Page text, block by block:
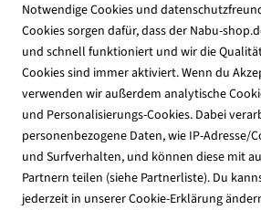
Notwendige Cookies und
Cookies sorgen dafür, dass der Nabu-
und schnell funktioniert und wir die
Cookies sind immer aktiviert. Wenn du
verwenden wir außerdem analytische
und Personalisierungs-Cookies. Dabei
personenbezogene Daten, wie IP-Adresse/
und Surfverhalten, und können diese mit
Partnern teilen (siehe Partnerliste). Du
jederzeit in unserer Cookie-Erklärung